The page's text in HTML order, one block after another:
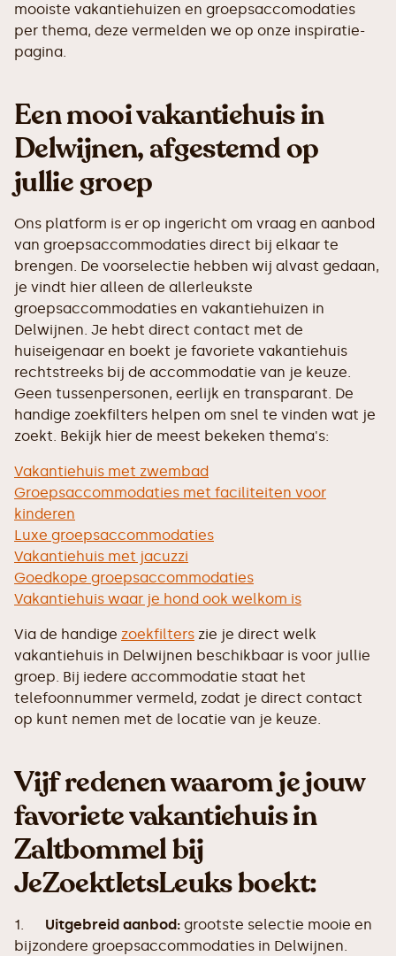
mooiste vakantiehuizen en groepsaccomodaties
per thema, deze vermelden we op onze inspiratie-
pagina.
Een mooi vakantiehuis in
Delwijnen, afgestemd op
jullie groep
Ons platform is er op ingericht om vraag en aanbod
van groepsaccommodaties direct bij elkaar te
brengen. De voorselectie hebben wij alvast gedaan,
je vindt hier alleen de allerleukste
groepsaccommodaties en vakantiehuizen in
Delwijnen. Je hebt direct contact met de
huiseigenaar en boekt je favoriete vakantiehuis
rechtstreeks bij de accommodatie van je keuze.
Geen tussenpersonen, eerlijk en transparant. De
handige zoekfilters helpen om snel te vinden wat je
zoekt. Bekijk hier de meest bekeken thema's:
Vakantiehuis met zwembad
Groepsaccommodaties met faciliteiten voor
kinderen
Luxe groepsaccommodaties
Vakantiehuis met jacuzzi
Goedkope groepsaccommodaties
Vakantiehuis waar je hond ook welkom is
Via de handige zoekfilters zie je direct welk
vakantiehuis in Delwijnen beschikbaar is voor jullie
groep. Bij iedere accommodatie staat het
telefoonnummer vermeld, zodat je direct contact
op kunt nemen met de locatie van je keuze.
Vijf redenen waarom je jouw
favoriete vakantiehuis in
Zaltbommel bij
JeZoektIetsLeuks boekt:
1. Uitgebreid aanbod: grootste selectie mooie en
bijzondere groepsaccommodaties in Delwijnen.